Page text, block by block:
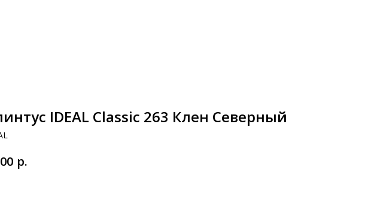
IDEAL Classic 263 Клен Северный
р.